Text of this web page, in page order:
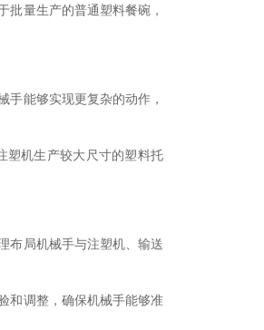
量生产的普通塑料餐碗，
能够实现更复杂的动作，
塑机生产较大尺寸的塑料托
布局机械手与注塑机、输送
和调整，确保机械手能够准